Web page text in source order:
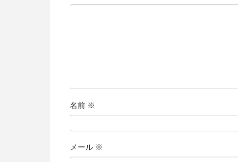
名前 ※
メール ※